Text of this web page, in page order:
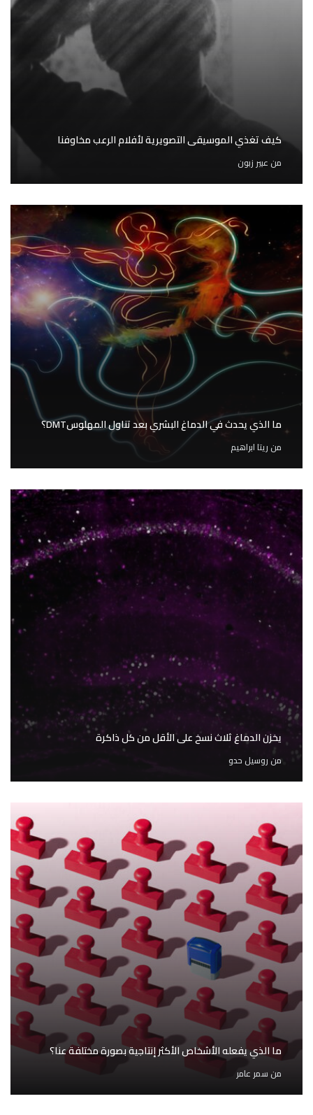
كيف تغذي الموسيقى التصويرية لأفلام الرعب مخاوفنا
من عبير زبون
ما الذي يحدث في الدماغ البشري بعد تناول المهلوسDMT؟
من ريتا ابراهيم
يخزن الدماغ ثلاث نسخ على الأقل من كل ذاكرة
من روسيل حدو
ما الذي يفعله الأشخاص الأكثر إنتاجية بصورة مختلفة عنا؟
من سمر عامر